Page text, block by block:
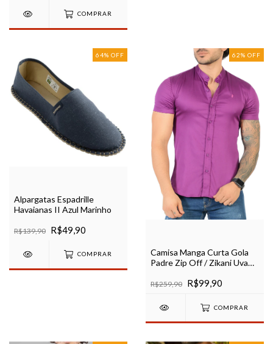
COMPRAR
64% OFF
Alpargatas Espadrille
Havaianas II Azul Marinho
R$139,90 R$49,90
COMPRAR
62% OFF
Camisa Manga Curta Gola
Padre Zip Off / Zikani Uva
R$259,90 R$99,90
COMPRAR